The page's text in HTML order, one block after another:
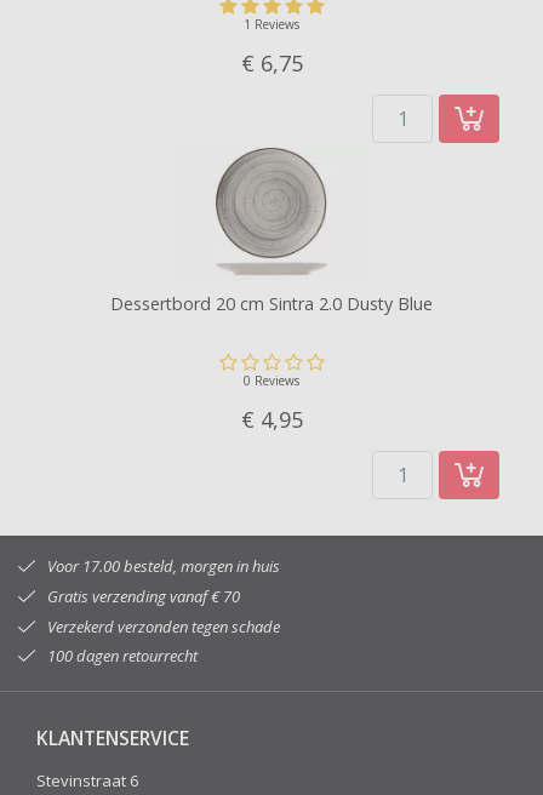
1 Reviews
€ 6,75
Dessertbord 20 cm Sintra 2.0 Dusty Blue
0 Reviews
€ 4,95
Voor 17.00 besteld, morgen in huis
Gratis verzending vanaf € 70
Verzekerd verzonden tegen schade
100 dagen retourrecht
KLANTENSERVICE
Stevinstraat 6